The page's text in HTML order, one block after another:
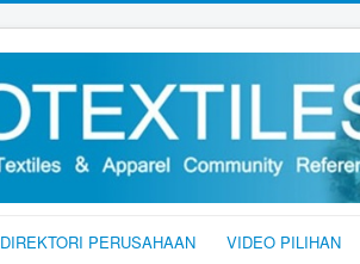
DIREKTORI PERUSAHAAN VIDEO PILIHAN